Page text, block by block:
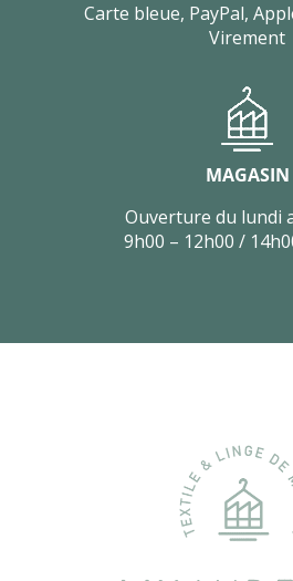
Carte bleue, PayPal,
Virement
MAGASIN
Ouverture du lundi
9h00 – 12h00 /